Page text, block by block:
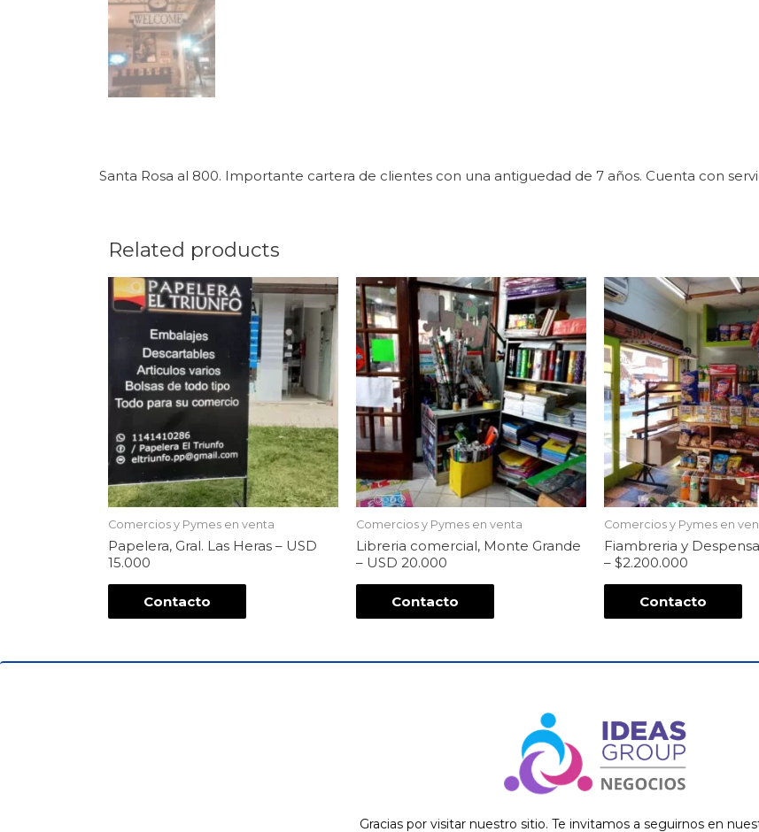
Santa Rosa al 800. Importante cartera de clientes con una antiguedad de 7 años. Cuenta con
Related products
Comercios y Pymes en venta
Papelera, Gral. Las Heras – USD
15.000
Contacto
Comercios y Pymes en venta
Libreria comercial, Monte Grande
– USD 20.000
Contacto
Comercios y Pymes en
Fiambreria y
– $2.200.000
Contacto
Gracias por visitar nuestro sitio. Te invitamos a seguirnos en